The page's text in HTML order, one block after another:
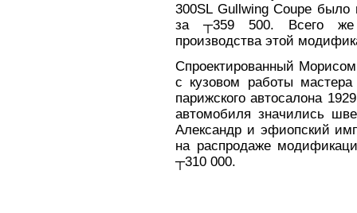
300SL Gullwing Coupe было
за ┬359 500. Всего
производства этой
Спроектированный
с кузовом работы
парижского автосалона
автомобиля значились
Александр и эфиопский
на распродаже
┬310 000.